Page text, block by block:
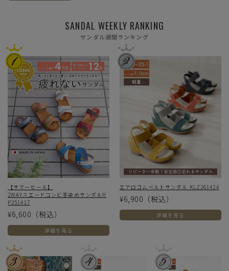
SANDAL WEEKLY RANKING
サンダル週間ランキング
【サマーセール】
2WAYスエードコンビ手染めサンダルH
P251417
¥6,600 （税込）
詳細を見る
エアロゴムベルトサンダル KLZ261424
¥6,900 （税込）
詳細を見る